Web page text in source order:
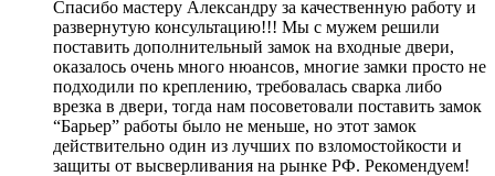
Спасибо мастеру Александру за качественную работу и
развернутую консультацию!!! Мы с мужем решили
поставить дополнительный замок на входные двери,
оказалось очень много нюансов, многие замки просто не
подходили по креплению, требовалась сварка либо
врезка в двери, тогда нам посоветовали поставить замок
“Барьер” работы было не меньше, но этот замок
действительно один из лучших по взломостойкости и
защиты от высверливания на рынке РФ. Рекомендуем!